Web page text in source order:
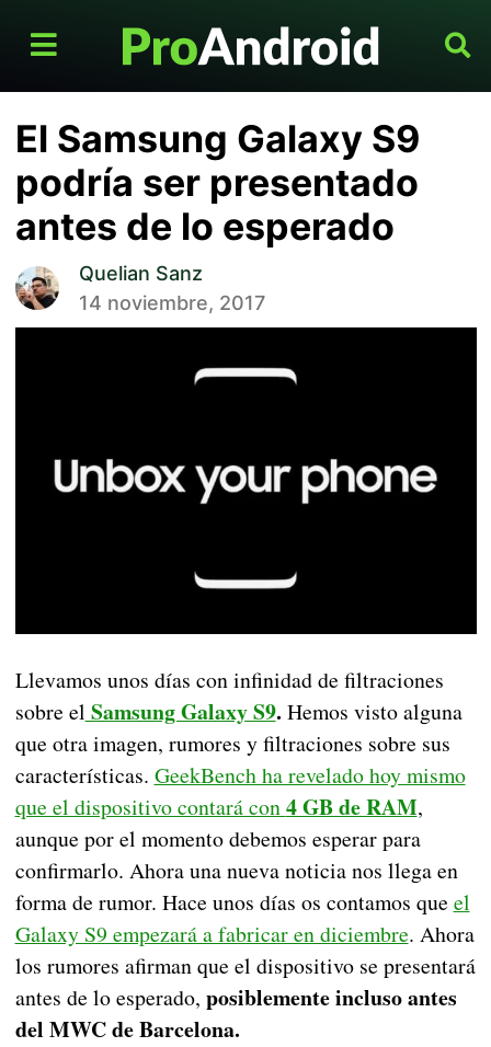
El Samsung Galaxy S9
podría ser presentado
antes de lo esperado
Quelian Sanz
14 noviembre, 2017
Llevamos unos días con infinidad de filtraciones
sobre el Samsung Galaxy S9. Hemos visto alguna
que otra imagen, rumores y filtraciones sobre sus
características. GeekBench ha revelado hoy mismo
que el dispositivo contará con4 GB de RAM,
aunque por el momento debemos esperar para
confirmarlo. Ahora una nueva noticia nos llega en
forma de rumor. Hace unos días os contamos que el
Galaxy S9 empezará a fabricar en diciembre. Ahora
los rumores afirman que el dispositivo se presentará
antes de lo esperado, posiblemente incluso antes
del MWC de Barcelona.